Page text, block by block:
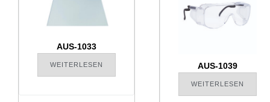
AUS-1033
WEITERLESEN AUS-1039
WEITERLESEN